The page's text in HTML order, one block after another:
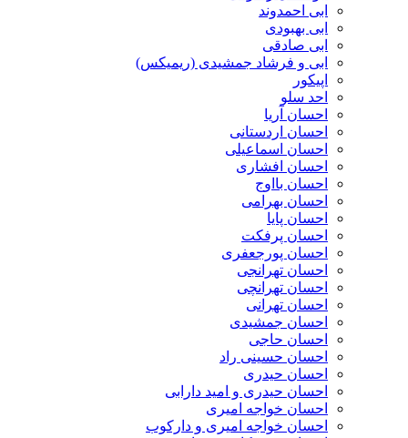
ابی احمدوند
ابی بهبودی
ابی صادقی
ابی و فرشاد جمشیدی (ریمیکس)
اپیکور
احد سلو
احسان آریا
احسان اردستانی
احسان اسماعیلی
احسان افشاری
احسان بااوج
احسان بهرامی
احسان پایا
احسان پرفکت
احسان پورجعفری
احسان تهرانجی
احسان تهرانچی
احسان تهرانی
احسان جمشیدی
احسان حاجی
احسان حسینی راد
احسان حیدری
احسان حیدری و امید دارابی
احسان خواجه امیری
احسان خواجه امیری و دارکوب